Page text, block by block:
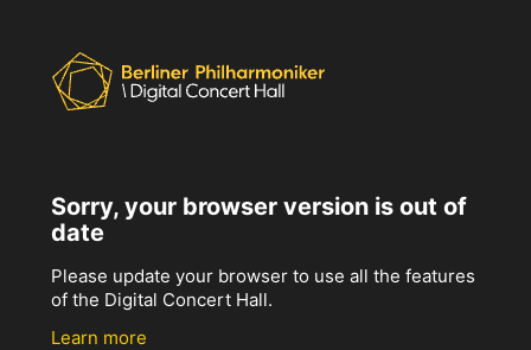
Sorry, your browser version is out of
date
Please update your browser to use all the features
of the Digital Concert Hall.
Learn more